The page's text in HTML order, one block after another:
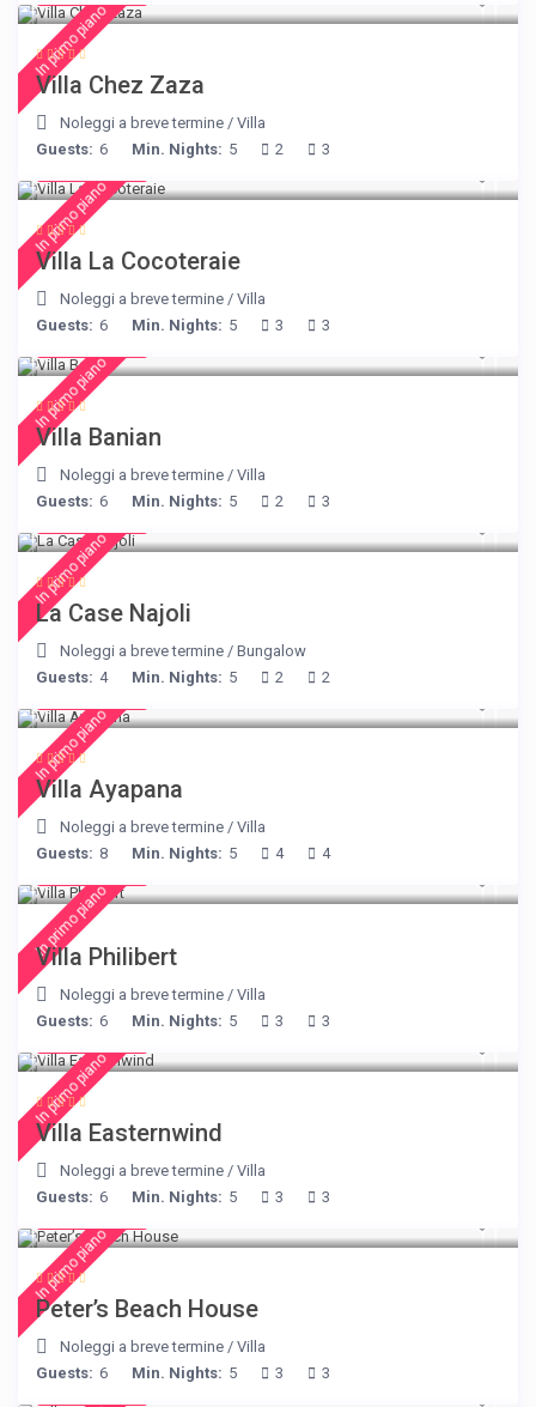
In primo piano
Villa Chez Zaza
Noleggi a breve termine /Villa
Guests: 6 Min. Nights: 5 2 3
In primo piano
Villa La Cocoteraie
Noleggi a breve termine /Villa
Guests: 6 Min. Nights: 5 3 3
In primo piano
Villa Banian
Noleggi a breve termine /Villa
Guests: 6 Min. Nights: 5 2 3
In primo piano
La Case Najoli
Noleggi a breve termine /Bungalow
Guests: 4 Min. Nights: 5 2 2
In primo piano
Villa Ayapana
Noleggi a breve termine /Villa
Guests: 8 Min. Nights: 5 4 4
In primo piano
Villa Philibert
Noleggi a breve termine /Villa
Guests: 6 Min. Nights: 5 3 3
In primo piano
Villa Easternwind
Noleggi a breve termine /Villa
Guests: 6 Min. Nights: 5 3 3
In primo piano
Peter’s Beach House
Noleggi a breve termine /Villa
Guests: 6 Min. Nights: 5 3 3